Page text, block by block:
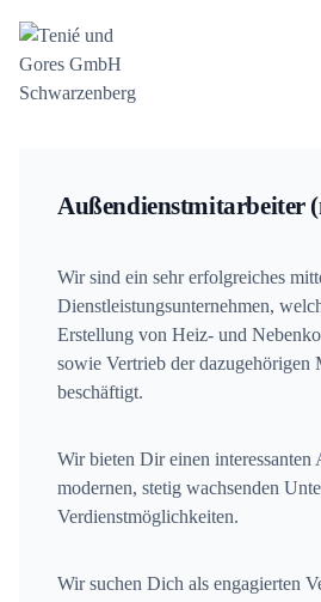
Inhalt
springen
Außendienstmitarbeiter
Wir sind ein sehr erfolgreiches
Dienstleistungsunternehmen,
Erstellung von Heiz- und
sowie Vertrieb der dazugehörigen
beschäftigt.
Wir bieten Dir einen interessanten
modernen, stetig wachsenden
Verdienstmöglichkeiten.
Wir suchen Dich als engagierten